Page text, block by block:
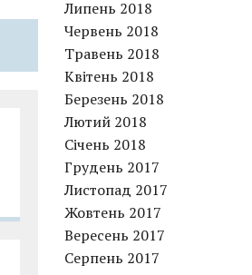
Липень 2018
Червень 2018
Травень 2018
Квітень 2018
Березень 2018
Лютий 2018
Січень 2018
Грудень 2017
Листопад 2017
Жовтень 2017
Вересень 2017
Серпень 2017